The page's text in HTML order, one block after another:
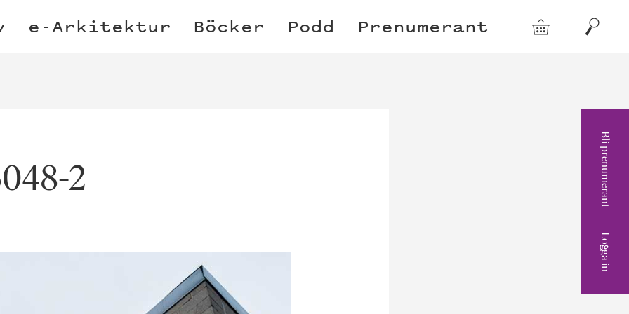
e-Arkitektur Böcker Podd Prenumerant Varukorg Sök
Bli prenumerant
Logga in
2